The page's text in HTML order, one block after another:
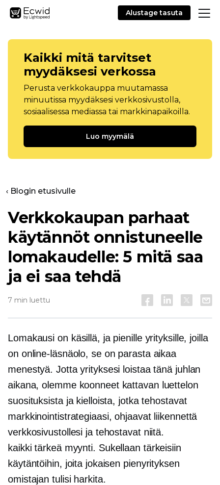
Alustage tasuta
Kaikki mitä tarvitset
myydäksesi verkossa
Perusta verkkokauppa muutamassa
minuutissa myydäksesi verkkosivustolla,
sosiaalisessa mediassa tai markkinapaikoilla.
Luo myymälä
‹ Blogin etusivulle
Verkkokaupan parhaat
käytännöt onnistuneelle
lomakaudelle: 5 mitä saa
ja ei saa tehdä
7 min luettu
Lomakausi on käsillä, ja pienille yrityksille, joilla
on online-läsnäolo, se on parasta aikaa
menestyä. Jotta yrityksesi loistaa tänä juhlan
aikana, olemme koonneet kattavan luettelon
suosituksista ja kielloista, jotka tehostavat
markkinointistrategiaasi, ohjaavat liikennettä
verkkosivustollesi ja tehostavat niitä.
kaikki tärkeämyynti. Sukellaan tärkeisiin
käytäntöihin, joita jokaisen pienyrityksen
omistajan tulisi harkita.